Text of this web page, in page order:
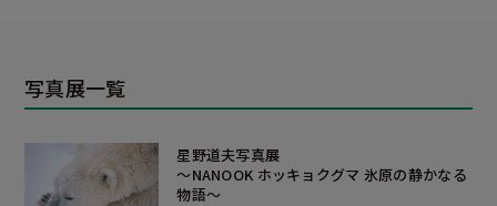
写真展一覧
星野道夫写真展
～NANOOK ホッキョクグマ 氷原の静かなる
物語～